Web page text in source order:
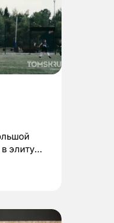
элиту